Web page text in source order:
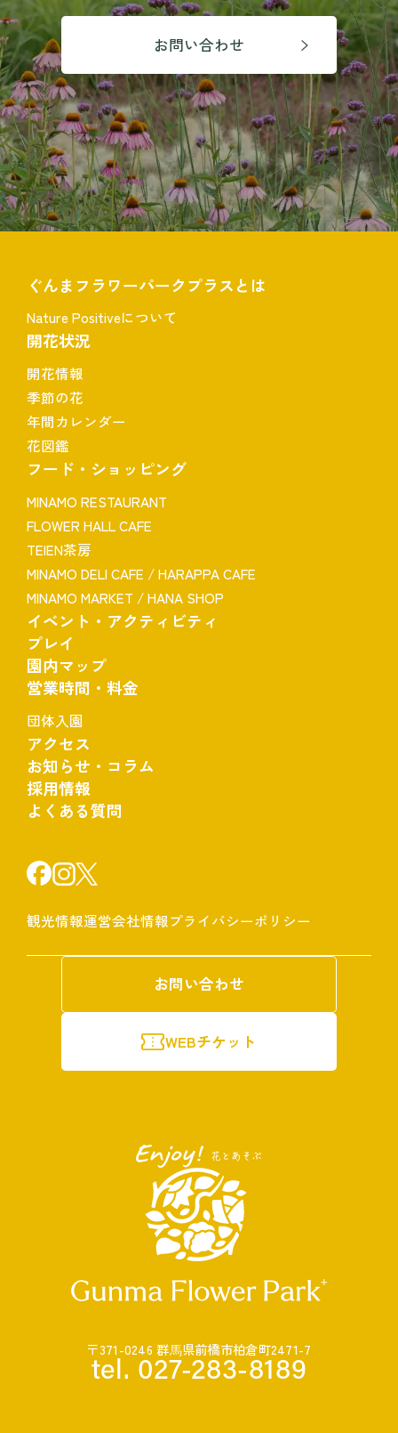
お問い合わせ
ぐんまフラワーパークプラスとは
Nature Positiveについて
開花状況
開花情報
季節の花
年間カレンダー
花図鑑
フード・ショッピング
MINAMO RESTAURANT
FLOWER HALL CAFE
TEIEN茶房
MINAMO DELI CAFE / HARAPPA CAFE
MINAMO MARKET / HANA SHOP
イベント・アクティビティ
プレイ
園内マップ
営業時間・料金
団体入園
アクセス
お知らせ・コラム
採用情報
よくある質問
観光情報運営会社情報プライバシーポリシー
お問い合わせ
WEBチケット
〒371-0246 群⾺県前橋市柏倉町2471-7
tel. 027-283-8189